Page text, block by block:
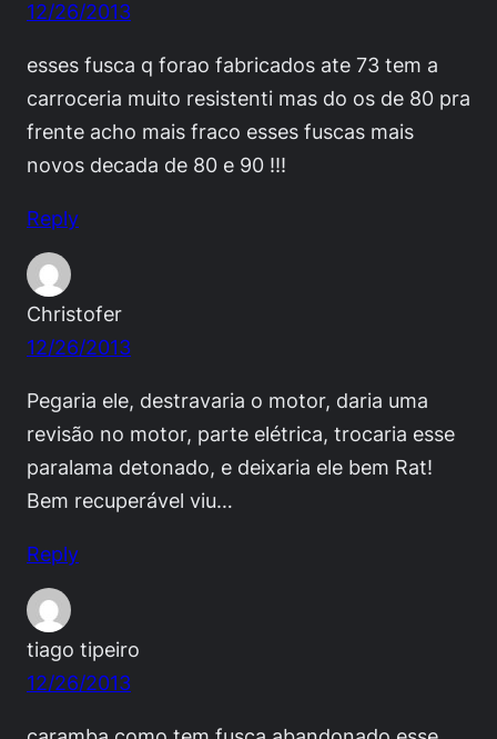
12/26/2013
esses fusca q forao fabricados ate 73 tem a
carroceria muito resistenti mas do os de 80 pra
frente acho mais fraco esses fuscas mais
novos decada de 80 e 90 !!!
Reply
Christofer
12/26/2013
Pegaria ele, destravaria o motor, daria uma
revisão no motor, parte elétrica, trocaria esse
paralama detonado, e deixaria ele bem Rat!
Bem recuperável viu…
Reply
tiago tipeiro
12/26/2013